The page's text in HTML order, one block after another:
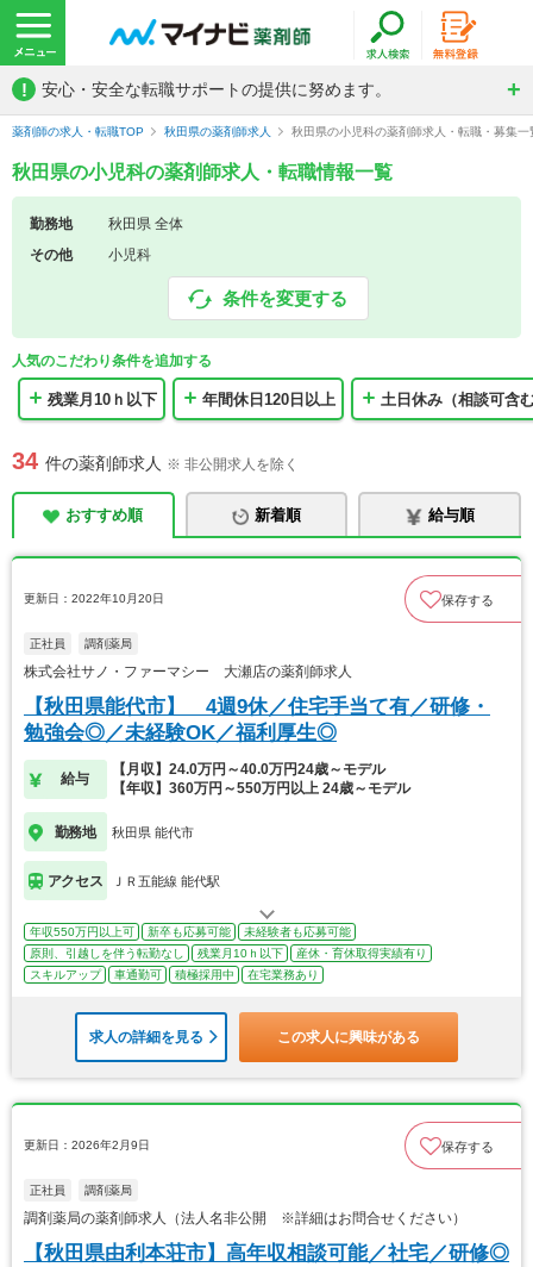
! 安心・安全な転職サポートの提供に努めます。
薬剤師の求人・転職TOP 秋田県の薬剤師求人 秋田県の小児科の薬剤師求人・転職・募集一
秋田県の小児科の薬剤師求人・転職情報一覧
勤務地
秋田県 全体
その他
小児科
条件を変更する
人気のこだわり条件を追加する
残業月10ｈ以下 年間休日120日以上 土日休み（相談可含
34 件の薬剤師求人 ※ 非公開求人を除く
おすすめ順 新着順 給与順
更新日：2022年10月20日 保存する
正社員 調剤薬局
株式会社サノ・ファーマシー 大瀬店の薬剤師求人
【秋田県能代市】 4週9休／住宅手当て有／研修・
勉強会◎／未経験OK／福利厚生◎
給与
【月収】24.0万円～40.0万円24歳～モデル
【年収】360万円～550万円以上 24歳～モデル
勤務地 秋田県 能代市
アクセス ＪＲ五能線 能代駅
年収550万円以上可 新卒も応募可能
未経験者も応募可能
原則、引越しを伴う転勤なし
残業月10ｈ以下
産休・育休取得実績有り
スキルアップ
車通勤可 積極採用中 在宅業務あり
求人の詳細を見る この求人に興味がある
更新日：2026年2月9日 保存する
正社員 調剤薬局
調剤薬局の薬剤師求人（法人名非公開 ※詳細はお問合せください）
【秋田県由利本荘市】高年収相談可能／社宅／研修◎